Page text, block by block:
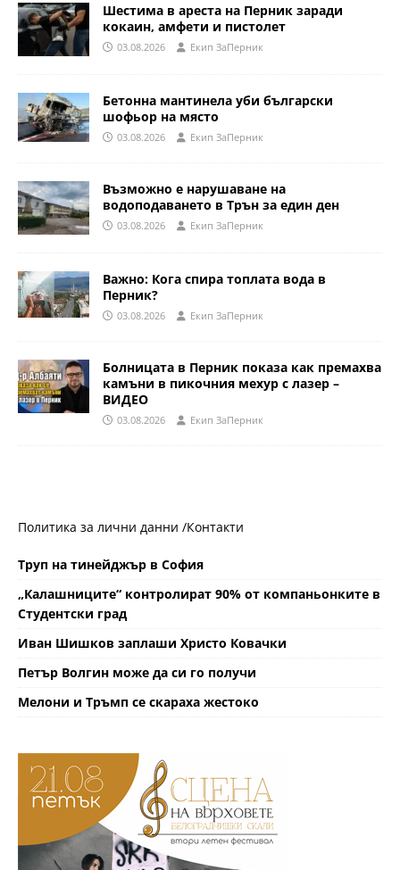
Шестима в ареста на Перник заради
кокаин, амфети и пистолет
03.08.2026 Eкип ЗаПерник
Бетонна мантинела уби български
шофьор на място
03.08.2026 Eкип ЗаПерник
Възможно е нарушаване на
водоподаването в Трън за един ден
03.08.2026 Eкип ЗаПерник
Важно: Кога спира топлата вода в
Перник?
03.08.2026 Eкип ЗаПерник
Болницата в Перник показа как премахва
камъни в пикочния мехур с лазер –
ВИДЕО
03.08.2026 Eкип ЗаПерник
Политика за лични данни /Контакти
Труп на тинейджър в София
„Калашниците“ контролират 90% от компаньонките в
Студентски град
Иван Шишков заплаши Христо Ковачки
Петър Волгин може да си го получи
Мелони и Тръмп се скараха жестоко